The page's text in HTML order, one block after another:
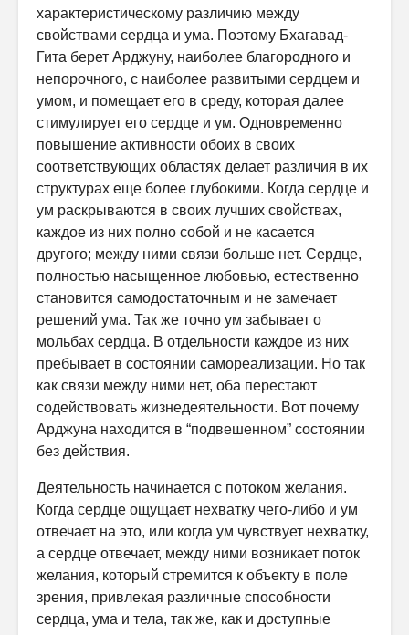
характеристическому различию между
свойствами сердца и ума. Поэтому Бхагавад-
Гита берет Арджуну, наиболее благород­ного и
непорочного, с наиболее развитыми сердцем и
умом, и помещает его в среду, которая далее
стимулирует его сердце и ум. Одновременно
повышение активности обоих в своих
соответствующих областях делает различия в их
структурах еще более глубокими. Когда сердце и
ум рас­крываются в своих лучших свойствах,
каждое из них полно собой и не касается
другого; между ними связи больше нет. Сердце,
полностью на­сыщенное любовью, естественно
становится самодостаточным и не за­мечает
решений ума. Так же точно ум забывает о
мольбах сердца. В отдельности каждое из них
пребывает в состоянии самореализации. Но так
как связи между ними нет, оба перестают
содействовать жизнедея­тельности. Вот почему
Арджуна находится в “подвешенном” состоянии
без действия.
Деятельность начинается с потоком желания.
Когда сердце ощущает нехватку чего-либо и ум
отвечает на это, или когда ум чувствует нехватку,
а сердце отвечает, между ними возникает поток
желания, который стре­мится к объекту в поле
зрения, привлекая различные способности
сердца, ума и тела, так же, как и доступные